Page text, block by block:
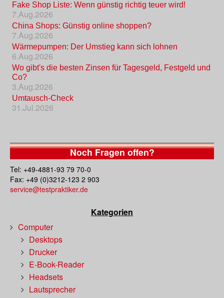
Fake Shop Liste: Wenn günstig richtig teuer wird!
7.Aug.2026
China Shops: Günstig online shoppen?
7.Aug.2026
Wärmepumpen: Der Umstieg kann sich lohnen
6.Aug.2026
Wo gibt's die besten Zinsen für Tagesgeld, Festgeld und
Co?
3.Aug.2026
Umtausch-Check
31.Jul.2026
Noch Fragen offen?
Tel: +49-4881-93 79 70-0
Fax: +49 (0)3212-123 2 903
service@testpraktiker.de
Kategorien
Computer
Desktops
Drucker
E-Book-Reader
Headsets
Lautsprecher